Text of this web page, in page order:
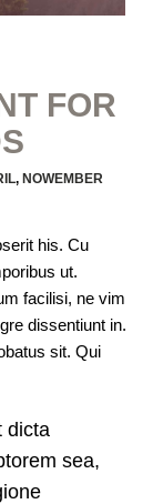
FOR
, NOWEMBER
his. Cu
ut.
facilisi, ne vim
dissentiunt in.
sit. Qui
dicta
sea,